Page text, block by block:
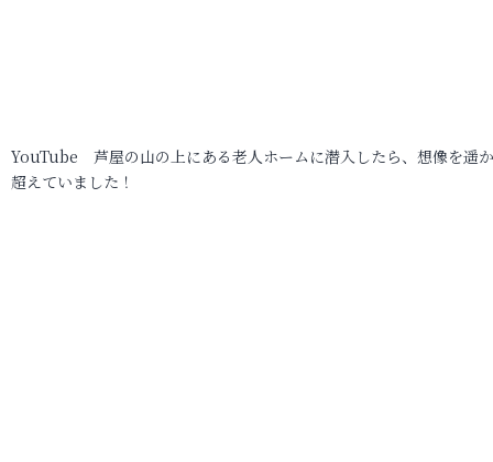
YouTube 芦屋の山の上にある老人ホームに潜入したら、想像を遥
超えていました！